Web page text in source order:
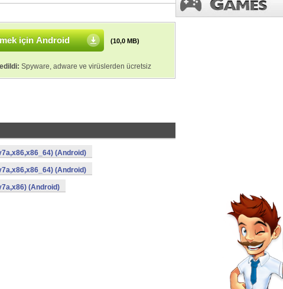
için Android (10,0 MB)
Spyware, adware ve virüslerden ücretsiz
(Android)
(Android)
(Android)